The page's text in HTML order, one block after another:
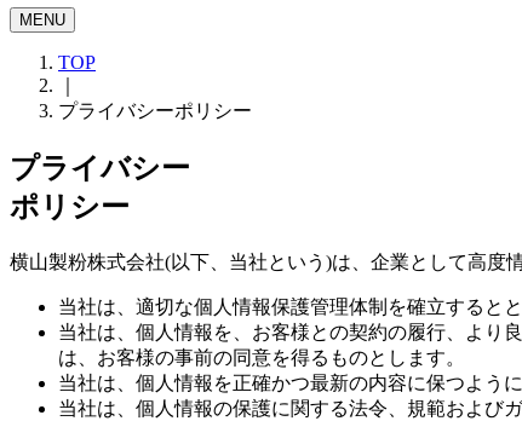
MENU
TOP
プライバシーポリシー
プライバシー
ポリシー
横山製粉株式会社(以下、当社という)は、企業として高度
当社は、適切な個人情報保護管理体制を確立すると
当社は、個人情報を、お客様との契約の履行、より
は、お客様の事前の同意を得るものとします。
当社は、個人情報を正確かつ最新の内容に保つよう
当社は、個人情報の保護に関する法令、規範および